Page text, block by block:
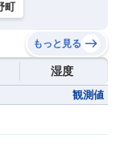
町
もっと見る
湿度
観測値